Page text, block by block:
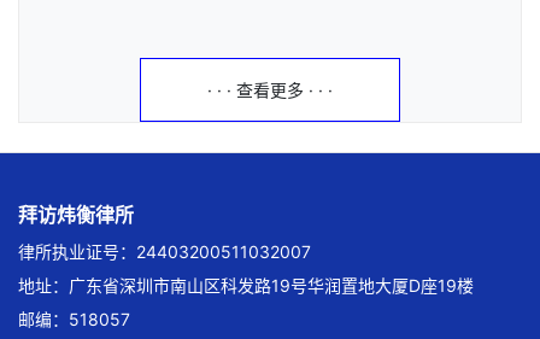
· · · 查看更多 · · ·
拜访炜衡律所
律所执业证号：24403200511032007
地址：广东省深圳市南山区科发路19号华润置地大厦D座19楼
邮编：518057